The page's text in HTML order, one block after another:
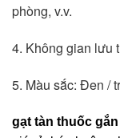
phòng, v.v.
4. Không gian lưu
5. Màu sắc: Đen /
gạt tàn thuốc